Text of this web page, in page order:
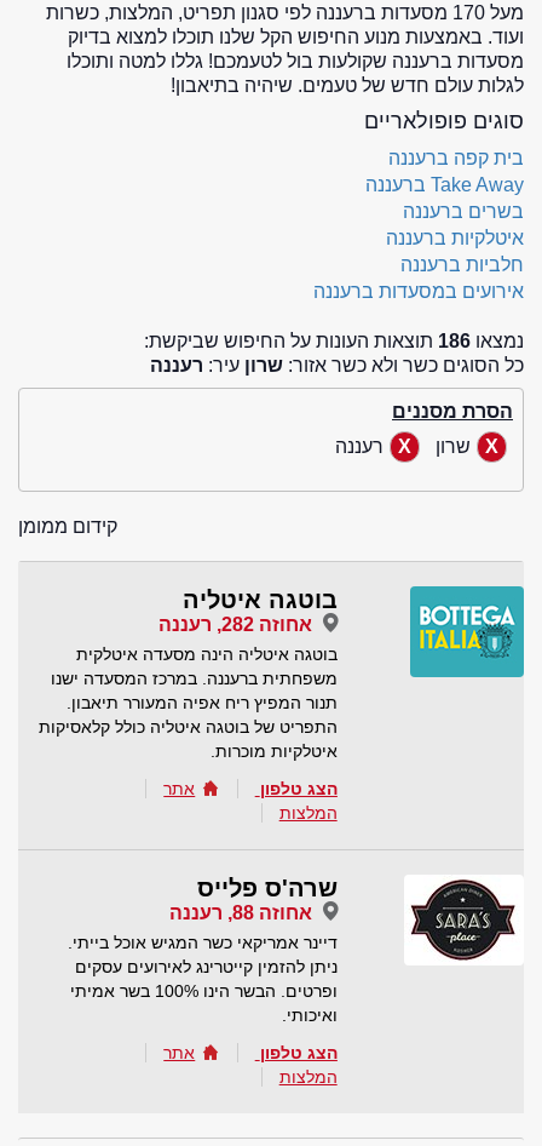
מעל 170 מסעדות ברעננה לפי סגנון תפריט, המלצות, כשרות
ועוד. באמצעות מנוע החיפוש הקל שלנו תוכלו למצוא בדיוק
מסעדות ברעננה שקולעות בול לטעמכם! גללו למטה ותוכלו
לגלות עולם חדש של טעמים. שיהיה בתיאבון!
סוגים פופולאריים
בית קפה ברעננה
Take Away ברעננה
בשרים ברעננה
איטלקיות ברעננה
חלביות ברעננה
אירועים במסעדות ברעננה
נמצאו 186 תוצאות העונות על החיפוש שביקשת:
כל הסוגים כשר ולא כשר אזור: שרון עיר: רעננה
הסרת מסננים
שרון
רעננה
קידום ממומן
בוטגה איטליה
אחוזה 282, רעננה
בוטגה איטליה הינה מסעדה איטלקית
משפחתית ברעננה. במרכז המסעדה ישנו
תנור המפיץ ריח אפיה המעורר תיאבון.
התפריט של בוטגה איטליה כולל קלאסיקות
איטלקיות מוכרות.
הצג טלפון
אתר
המלצות
שרה'ס פלייס
אחוזה 88, רעננה
דיינר אמריקאי כשר המגיש אוכל בייתי.
ניתן להזמין קייטרינג לאירועים עסקים
ופרטים. הבשר הינו 100% בשר אמיתי
ואיכותי.
הצג טלפון
אתר
המלצות